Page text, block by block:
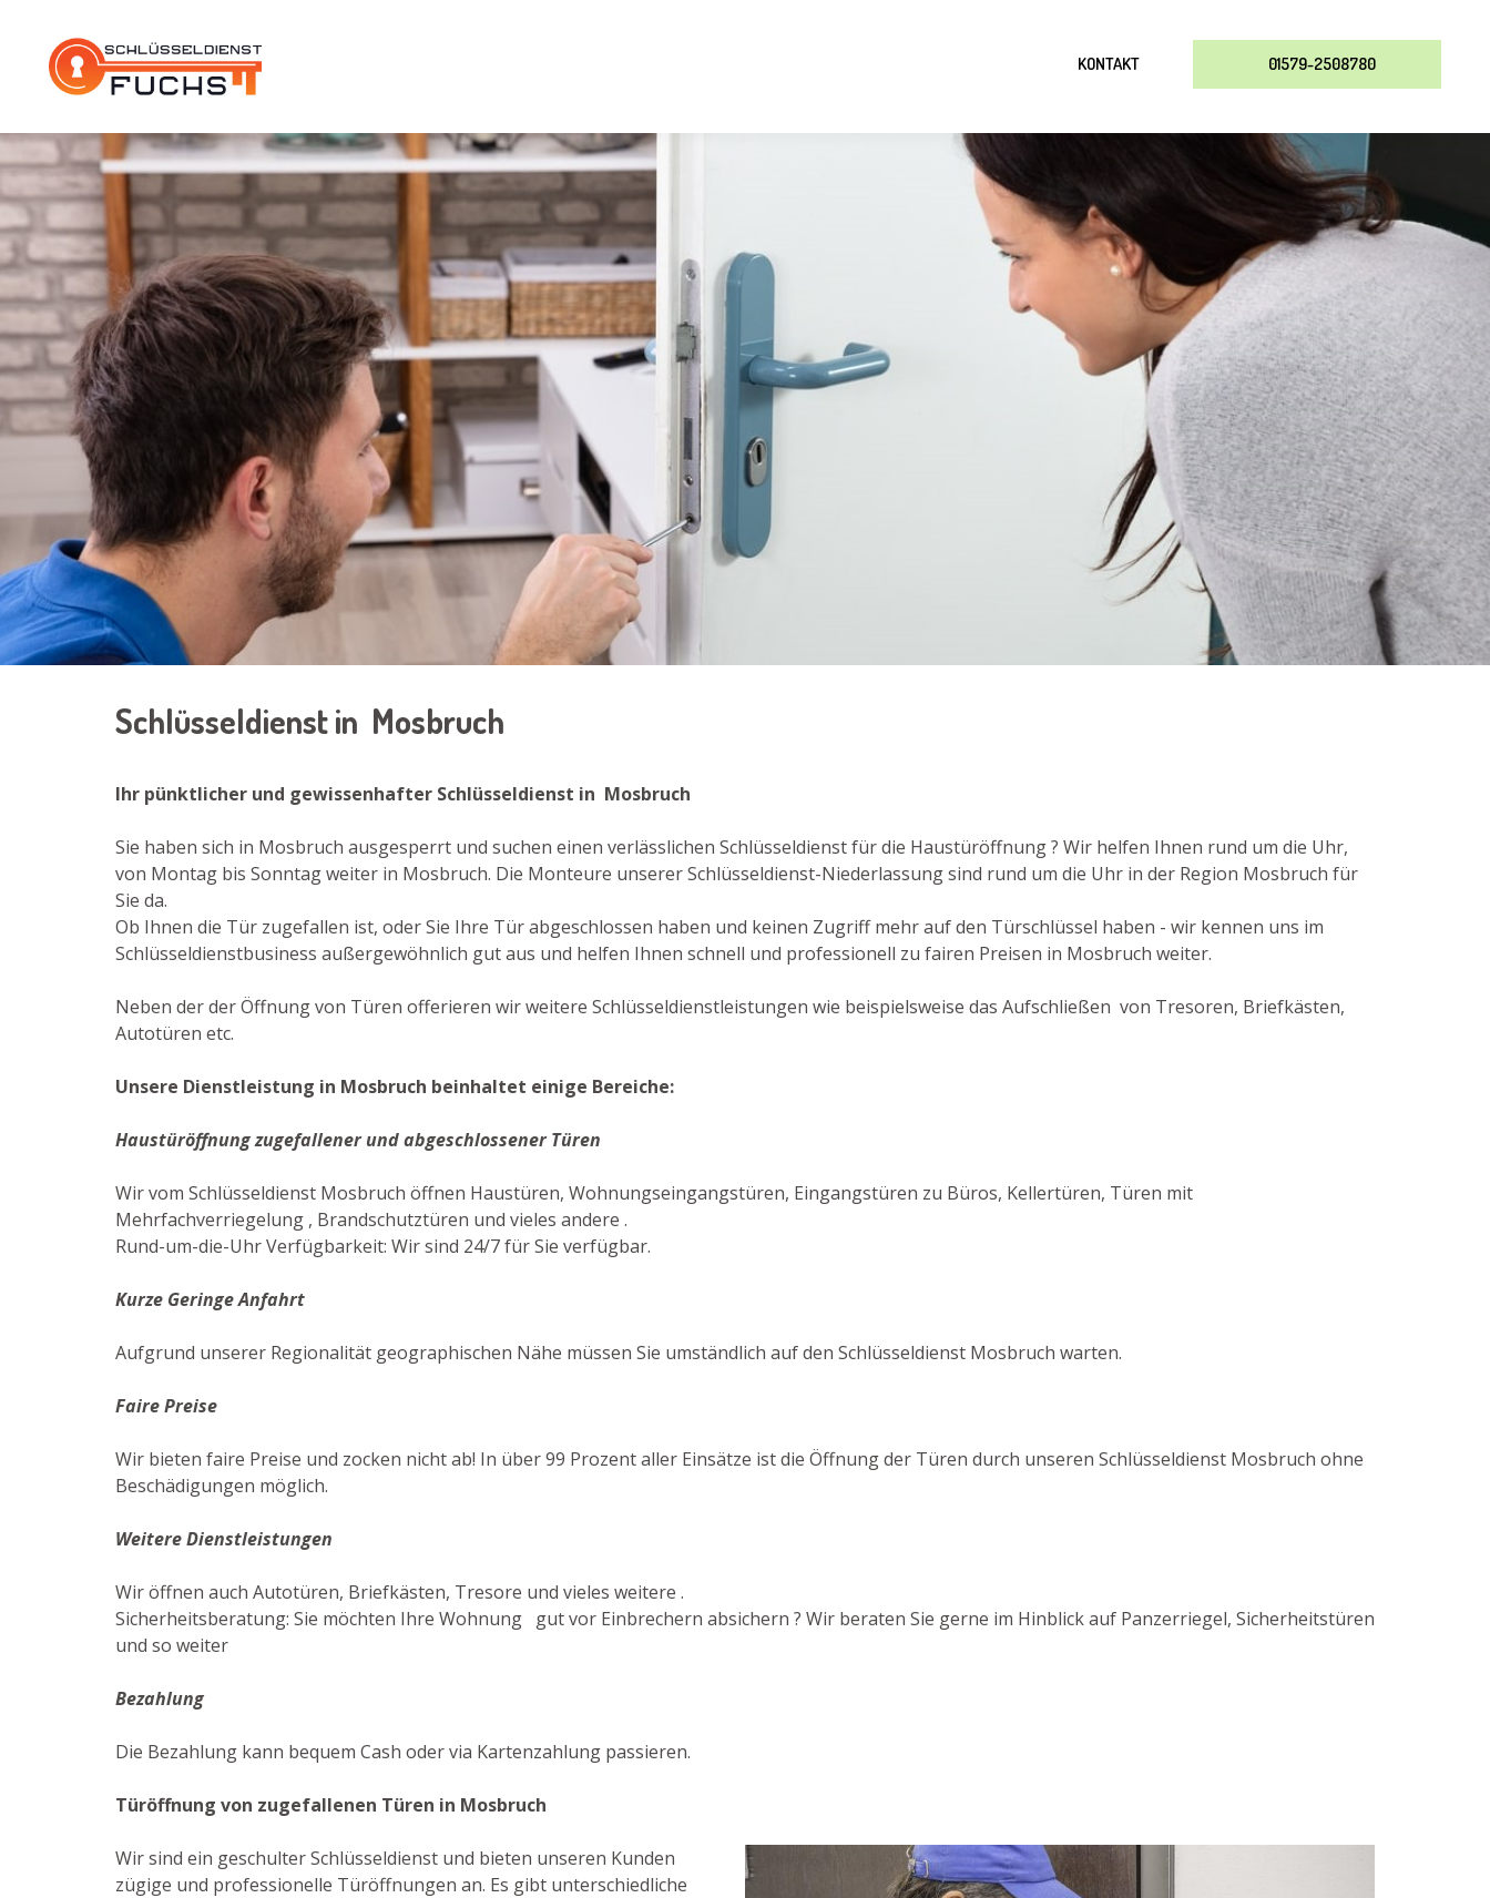
KONTAKT 01579-2508780
Schlüsseldienst in Mosbruch
Ihr pünktlicher und gewissenhafter Schlüsseldienst in Mosbruch
Sie haben sich in Mosbruch ausgesperrt und suchen einen verlässlichen Schlüsseldienst für die Haustüröffnung ? Wir helfen Ihnen rund um die Uhr,
von Montag bis Sonntag weiter in Mosbruch. Die Monteure unserer Schlüsseldienst-Niederlassung sind rund um die Uhr in der Region Mosbruch für
Sie da.
Ob Ihnen die Tür zugefallen ist, oder Sie Ihre Tür abgeschlossen haben und keinen Zugriff mehr auf den Türschlüssel haben - wir kennen uns im
Schlüsseldienstbusiness außergewöhnlich gut aus und helfen Ihnen schnell und professionell zu fairen Preisen in Mosbruch weiter.
Neben der der Öffnung von Türen offerieren wir weitere Schlüsseldienstleistungen wie beispielsweise das Aufschließen von Tresoren, Briefkästen,
Autotüren etc.
Unsere Dienstleistung in Mosbruch beinhaltet einige Bereiche:
Haustüröffnung zugefallener und abgeschlossener Türen
Wir vom Schlüsseldienst Mosbruch öffnen Haustüren, Wohnungseingangstüren, Eingangstüren zu Büros, Kellertüren, Türen mit
Mehrfachverriegelung , Brandschutztüren und vieles andere .
Rund-um-die-Uhr Verfügbarkeit: Wir sind 24/7 für Sie verfügbar.
Kurze Geringe Anfahrt
Aufgrund unserer Regionalität geographischen Nähe müssen Sie umständlich auf den Schlüsseldienst Mosbruch warten.
Faire Preise
Wir bieten faire Preise und zocken nicht ab! In über 99 Prozent aller Einsätze ist die Öffnung der Türen durch unseren Schlüsseldienst Mosbruch ohne
Beschädigungen möglich.
Weitere Dienstleistungen
Wir öffnen auch Autotüren, Briefkästen, Tresore und vieles weitere .
Sicherheitsberatung: Sie möchten Ihre Wohnung gut vor Einbrechern absichern ? Wir beraten Sie gerne im Hinblick auf Panzerriegel, Sicherheitstüren
und so weiter
Bezahlung
Die Bezahlung kann bequem Cash oder via Kartenzahlung passieren.
Türöffnung von zugefallenen Türen in Mosbruch
Wir sind ein geschulter Schlüsseldienst und bieten unseren Kunden
zügige und professionelle Türöffnungen an. Es gibt unterschiedliche